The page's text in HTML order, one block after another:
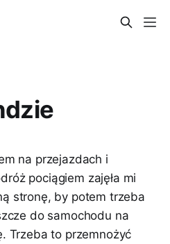
na przejazdach i
pociągiem zajęła mi
stronę, by potem trzeba
do samochodu na
Trzeba to przemnożyć